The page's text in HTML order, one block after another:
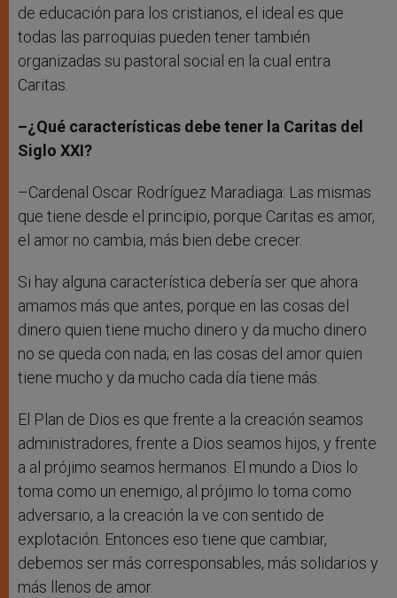
de educación para los cristianos, el ideal es que
todas las parroquias pueden tener también
organizadas su pastoral social en la cual entra
Caritas.
–¿Qué características debe tener la Caritas del
Siglo XXI?
–Cardenal Oscar Rodríguez Maradiaga: Las mismas
que tiene desde el principio, porque Caritas es amor,
el amor no cambia, más bien debe crecer.
Si hay alguna característica debería ser que ahora
amamos más que antes, porque en las cosas del
dinero quien tiene mucho dinero y da mucho dinero
no se queda con nada; en las cosas del amor quien
tiene mucho y da mucho cada día tiene más.
El Plan de Dios es que frente a la creación seamos
administradores, frente a Dios seamos hijos, y frente
a al prójimo seamos hermanos. El mundo a Dios lo
toma como un enemigo, al prójimo lo toma como
adversario, a la creación la ve con sentido de
explotación. Entonces eso tiene que cambiar,
debemos ser más corresponsables, más solidarios y
más llenos de amor.